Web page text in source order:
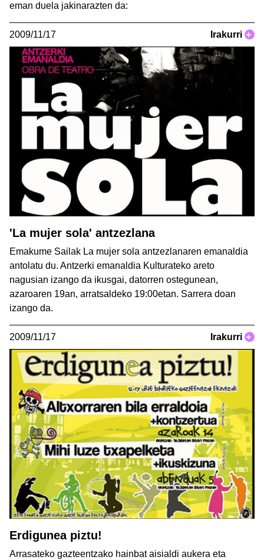
eman duela jakinarazten da:
2009/11/17 Irakurri +
'La mujer sola' antzezlana
Emakume Sailak La mujer sola antzezlanaren emanaldia
antolatu du. Antzerki emanaldia Kulturateko areto
nagusian izango da ikusgai, datorren ostegunean,
azaroaren 19an, arratsaldeko 19:00etan. Sarrera doan
izango da.
2009/11/17 Irakurri +
Erdigunea piztu!
Arrasateko gazteentzako hainbat aisialdi aukera eta